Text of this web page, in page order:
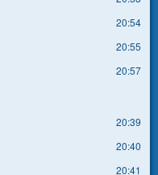
20:54
20:55
20:57
20:39
20:40
20:41